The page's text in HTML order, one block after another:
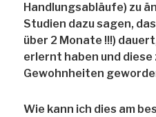
Handlungsabläufe) zu
Studien dazu sagen,
über 2 Monate !!!)
erlernt haben und diese
Gewohnheiten
Wie kann ich dies am